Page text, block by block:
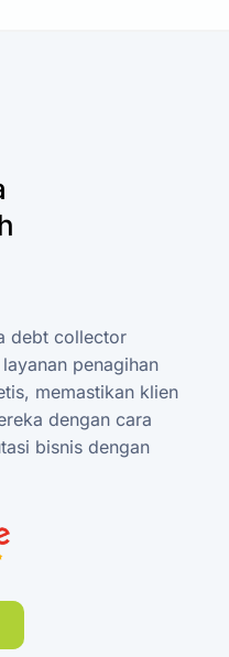
debt collector
layanan penagihan
memastikan klien
dengan cara
bisnis dengan